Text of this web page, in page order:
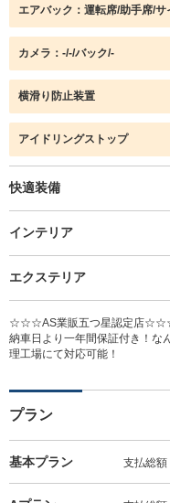
エアバック：運転席/助手席/サ
カメラ：-/-/バック/-
横滑り防止装置
アイドリングストップ
快適装備
インテリア
エクステリア
☆☆☆AS業販五つ星認定店☆☆☆
納車日より一年間保証付き！な
理工場にて対応可能！
プラン
基本プラン 支払総